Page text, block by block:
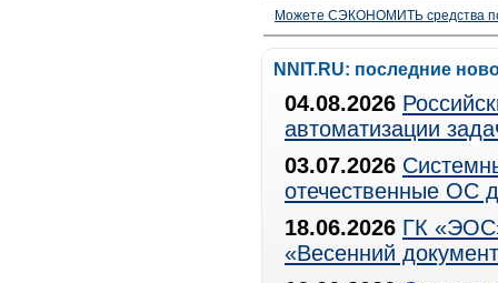
Можете СЭКОНОМИТЬ средства
NNIT.RU: последние
04.08.2026
автоматизации
03.07.2026
отечественные ОС
18.06.2026 ГК
«Весенний